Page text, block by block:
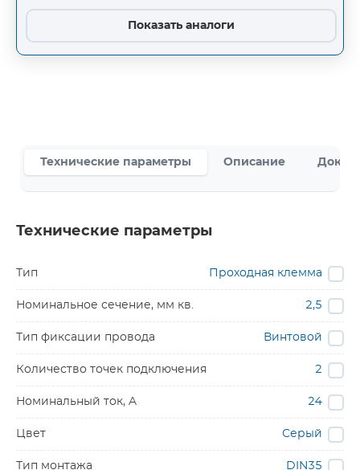
Показать аналоги
Технические параметры Описание
Технические параметры
Тип Проходная клемма
Номинальное сечение, мм кв. 2,5
Тип фиксации провода Винтовой
Количество точек подключения 2
Номинальный ток, A 24
Цвет Серый
Тип монтажа DIN35